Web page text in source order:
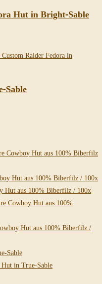
Hut in Bright-Sable
Sable
Cowboy Hut aus 100% Biberfilz
Hut aus 100% Biberfilz / 100x
Hut aus 100% Biberfilz / 100x
Cowboy Hut aus 100%
Hut aus 100% Biberfilz /
Sable
in True-Sable